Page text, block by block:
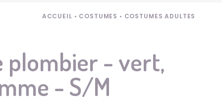
Ballons
Bougies
Décoration
Demon Slayer
ACCUEIL • COSTUMES • COSTUMES ADULTES
plombier - vert,
- S/M